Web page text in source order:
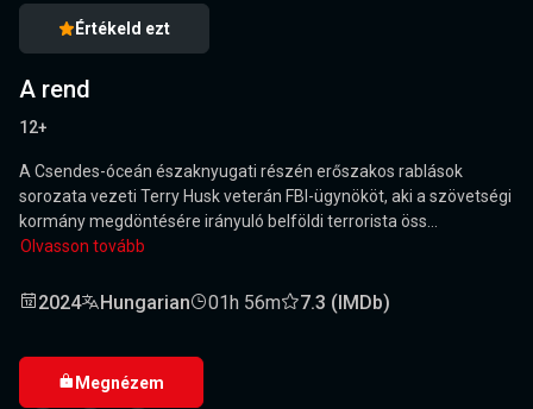
Értékeld ezt
A rend
12+
A Csendes-óceán északnyugati részén erőszakos rablások
sorozata vezeti Terry Husk veterán FBI-ügynököt, aki a szövetségi
kormány megdöntésére irányuló belföldi terrorista öss...
Olvasson tovább
2024 Hungarian 01h 56m 7.3 (IMDb)
Megnézem